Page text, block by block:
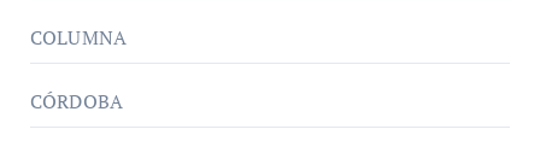
COLUMNA
CÓRDOBA